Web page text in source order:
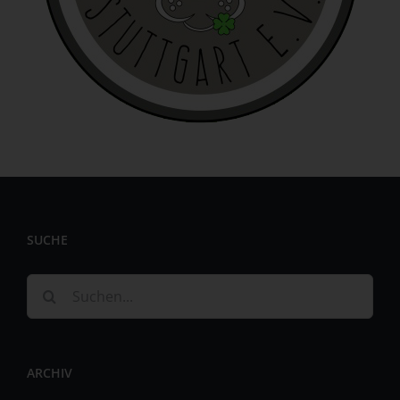
SUCHE
nach:
ARCHIV
identifizierbar wird eine natürliche Person angesehen, die
direkt oder indirekt, insbesondere mittels Zuordnung zu
einer Kennung wie einem Namen, zu einer Kennnummer,
zu Standortdaten, zu einer Online-Kennung oder zu
einem oder mehreren besonderen Merkmalen, die
Ausdruck der physischen, physiologischen, genetischen,
psychischen, wirtschaftlichen, kulturellen oder sozialen
identifizierbare natürliche Person, deren
Vorgangsreihe im Zusammenhang mit